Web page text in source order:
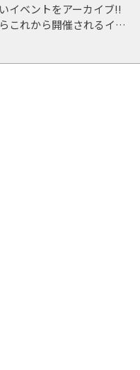
イベントをアーカイブ!!
これから開催されるイベ